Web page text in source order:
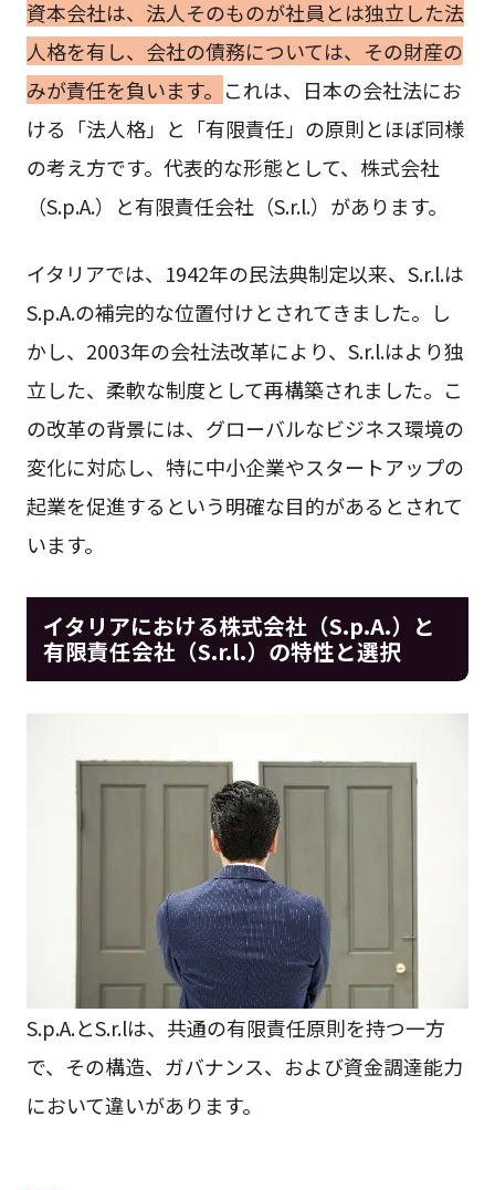
資本会社は、法人そのものが社員とは独立した法
人格を有し、会社の債務については、その財産の
みが責任を負います。 これは、日本の会社法にお
ける「法人格」と「有限責任」の原則とほぼ同様
の考え方です。代表的な形態として、株式会社
（S.p.A.）と有限責任会社（S.r.l.）があります。
イタリアでは、1942年の民法典制定以来、S.r.l.は
S.p.A.の補完的な位置付けとされてきました。し
かし、2003年の会社法改革により、S.r.l.はより独
立した、柔軟な制度として再構築されました。こ
の改革の背景には、グローバルなビジネス環境の
変化に対応し、特に中小企業やスタートアップの
起業を促進するという明確な目的があるとされて
います。
イタリアにおける株式会社（S.p.A.）と
有限責任会社（S.r.l.）の特性と選択
S.p.A.とS.r.lは、共通の有限責任原則を持つ一方
で、その構造、ガバナンス、および資金調達能力
において違いがあります。